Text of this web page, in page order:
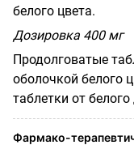
белого цвета.
Дозировка 400 мг
Продолговатые
оболочкой белого
таблетки от
Фармако-